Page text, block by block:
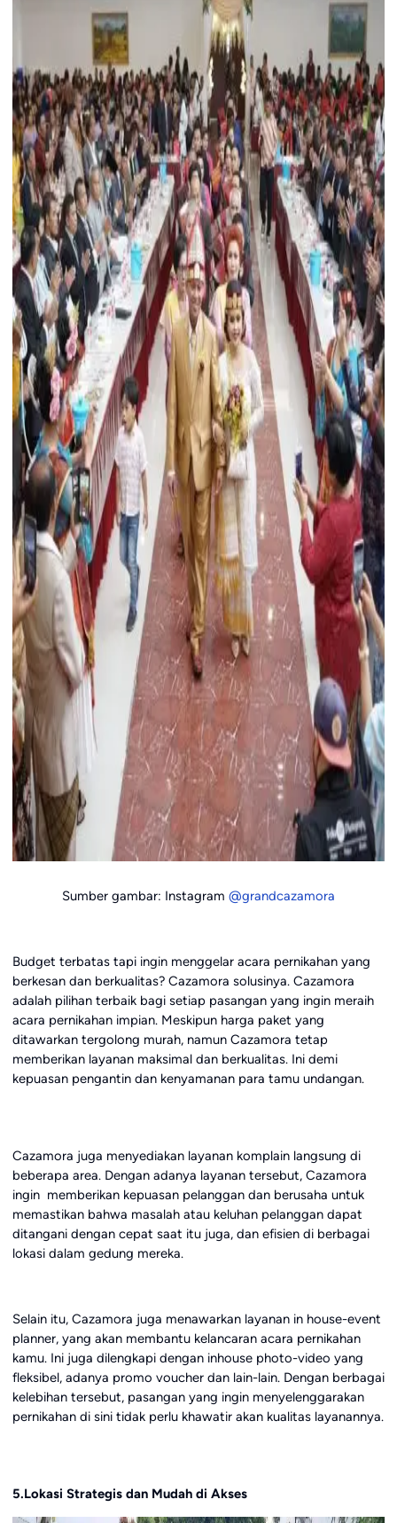
Sumber gambar: Instagram @grandcazamora
Budget terbatas tapi ingin menggelar acara pernikahan yang
berkesan dan berkualitas? Cazamora solusinya. Cazamora
adalah pilihan terbaik bagi setiap pasangan yang ingin meraih
acara pernikahan impian. Meskipun harga paket yang
ditawarkan tergolong murah, namun Cazamora tetap
memberikan layanan maksimal dan berkualitas. Ini demi
kepuasan pengantin dan kenyamanan para tamu undangan.
Cazamora juga menyediakan layanan komplain langsung di
beberapa area. Dengan adanya layanan tersebut, Cazamora
ingin memberikan kepuasan pelanggan dan berusaha untuk
memastikan bahwa masalah atau keluhan pelanggan dapat
ditangani dengan cepat saat itu juga, dan efisien di berbagai
lokasi dalam gedung mereka.
Selain itu, Cazamora juga menawarkan layanan in house-event
planner, yang akan membantu kelancaran acara pernikahan
kamu. Ini juga dilengkapi dengan inhouse photo-video yang
fleksibel, adanya promo voucher dan lain-lain. Dengan berbagai
kelebihan tersebut, pasangan yang ingin menyelenggarakan
pernikahan di sini tidak perlu khawatir akan kualitas layanannya.
5.Lokasi Strategis dan Mudah di Akses